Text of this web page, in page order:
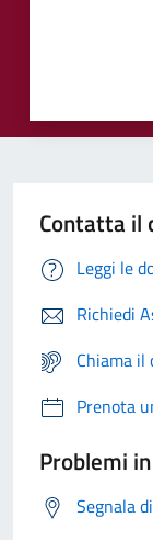
Contatta il
Leggi le
Richiedi
Chiama
Prenota
Problemi
Segnala